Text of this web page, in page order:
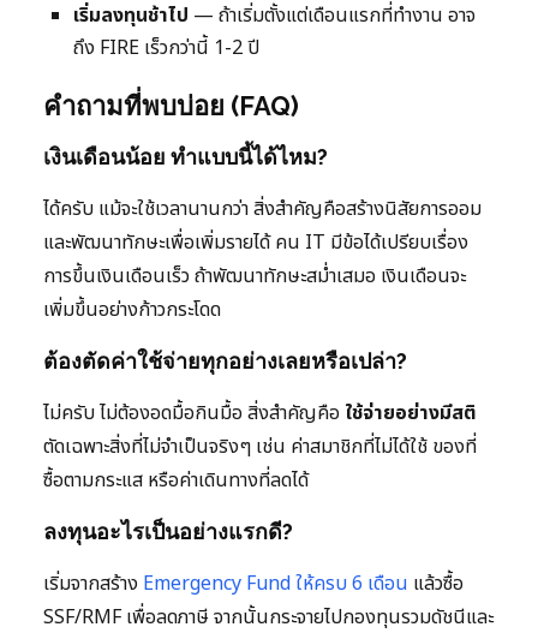
เริ่มลงทุนช้าไป — ถ้าเริ่มตั้งแต่เดือนแรกที่ทำงาน อาจ
ถึง FIRE เร็วกว่านี้ 1-2 ปี
คำถามที่พบบ่อย (FAQ)
เงินเดือนน้อย ทำแบบนี้ได้ไหม?
ได้ครับ แม้จะใช้เวลานานกว่า สิ่งสำคัญคือสร้างนิสัยการออม
และพัฒนาทักษะเพื่อเพิ่มรายได้ คน IT มีข้อได้เปรียบเรื่อง
การขึ้นเงินเดือนเร็ว ถ้าพัฒนาทักษะสม่ำเสมอ เงินเดือนจะ
เพิ่มขึ้นอย่างก้าวกระโดด
ต้องตัดค่าใช้จ่ายทุกอย่างเลยหรือเปล่า?
ไม่ครับ ไม่ต้องอดมื้อกินมื้อ สิ่งสำคัญคือ ใช้จ่ายอย่างมีสติ
ตัดเฉพาะสิ่งที่ไม่จำเป็นจริงๆ เช่น ค่าสมาชิกที่ไม่ได้ใช้ ของที่
ซื้อตามกระแส หรือค่าเดินทางที่ลดได้
ลงทุนอะไรเป็นอย่างแรกดี?
เริ่มจากสร้าง Emergency Fund ให้ครบ 6 เดือน แล้วซื้อ
SSF/RMF เพื่อลดภาษี จากนั้นกระจายไปกองทุนรวมดัชนีและ